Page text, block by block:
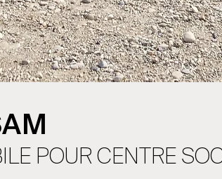
POUR CENTRE